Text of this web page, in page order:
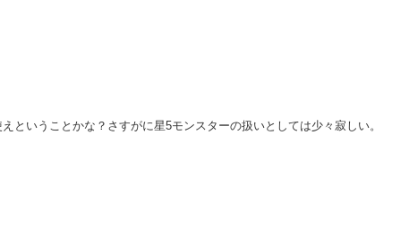
ということかな？さすがに星5モンスターの扱いとしては少々寂しい。